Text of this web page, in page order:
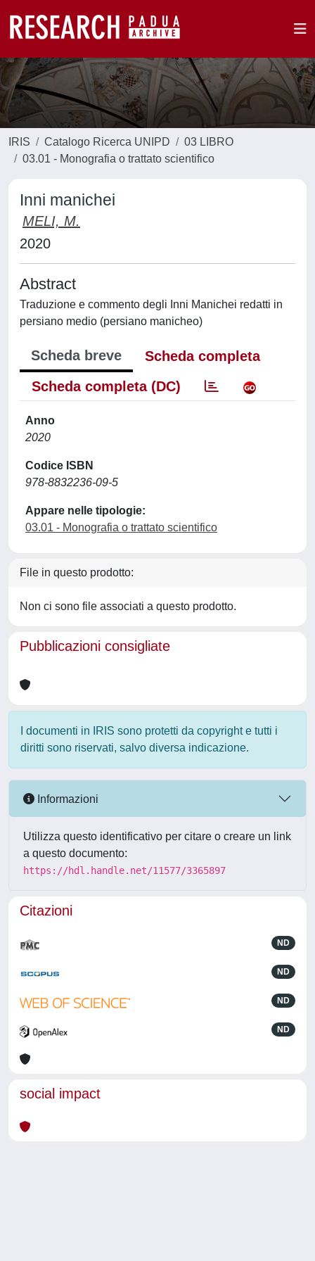
IRIS Catalogo Ricerca UNIPD
03 LIBRO
03.01 - Monografia o trattato scientifico
Inni manichei
MELI, M.
2020
Abstract
Traduzione e commento degli Inni Manichei redatti in
persiano medio (persiano manicheo)
Scheda breve
Scheda completa
Scheda completa (DC)
Anno
2020
Codice ISBN
978-8832236-09-5
Appare nelle tipologie:
03.01 - Monografia o trattato scientifico
File in questo prodotto:
Non ci sono file associati a questo prodotto.
Pubblicazioni consigliate
I documenti in IRIS sono protetti da copyright e tutti i
diritti sono riservati, salvo diversa indicazione.
Informazioni
Utilizza questo identificativo per citare o creare un link
a questo documento:
https://hdl.handle.net/11577/3365897
Citazioni
ND
ND
ND
ND
social impact